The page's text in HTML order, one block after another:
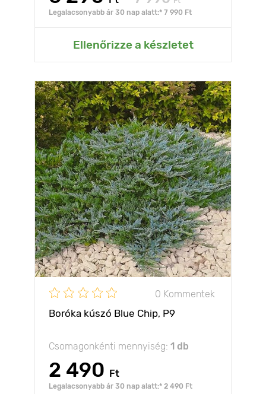
Legalacsonyabb ár 30 nap alatt:* 7 990 Ft
Ellenőrizze a készletet
0 Kommentek
Boróka kúszó Blue Chip, Р9
Csomagonkénti mennyiség: 1 db
2 490 Ft
Legalacsonyabb ár 30 nap alatt:* 2 490 Ft